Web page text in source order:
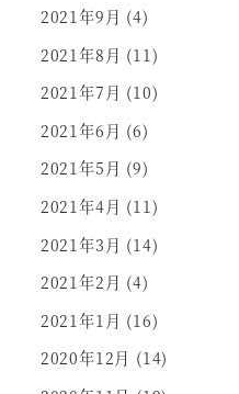
2021年9月 (4)
2021年8月 (11)
2021年7月 (10)
2021年6月 (6)
2021年5月 (9)
2021年4月 (11)
2021年3月 (14)
2021年2月 (4)
2021年1月 (16)
2020年12月 (14)